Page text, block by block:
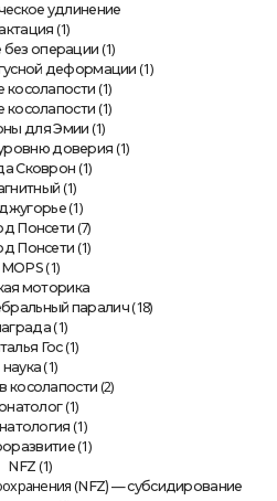
удлинение
(1)
без операции (1)
деформации (1)
косолапости (1)
косолапости (1)
для Эмии (1)
доверия (1)
Сковрон (1)
(1)
(1)
Понсети (7)
Понсети (1)
MOPS (1)
моторика
паралич(18)
(1)
Гос(1)
наука (1)
косолапости (2)
(1)
(1)
(1)
NFZ (1)
(NFZ) — субсидирование